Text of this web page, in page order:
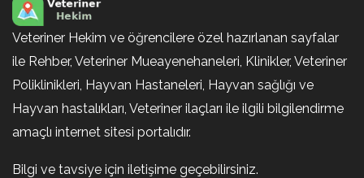
Veteriner Hekim ve öğrencilere özel hazırlanan sayfalar
ile Rehber, Veteriner Mueayenehaneleri, Klinikler, Veteriner
Poliklinikleri, Hayvan Hastaneleri, Hayvan sağlığı ve
Hayvan hastalıkları, Veteriner ilaçları ile ilgili bilgilendirme
amaçlı internet sitesi portalıdır.
Bilgi ve tavsiye için iletişime geçebilirsiniz.